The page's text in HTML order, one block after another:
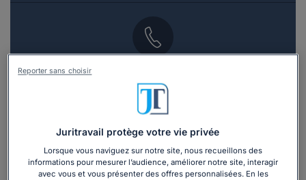
Vous souhaitez une consultation par
téléphone ?
ou appelez le01 75 75 42 33(8h à 21h du lundi au
vendredi)
Juritravail protège votre vie privée
Lorsque vous naviguez sur notre site, nous recueillons des
informations pour mesurer l’audience, améliorer notre site, interagir
avec vous et vous présenter des offres personnalisées. En les
Reporter sans choisir